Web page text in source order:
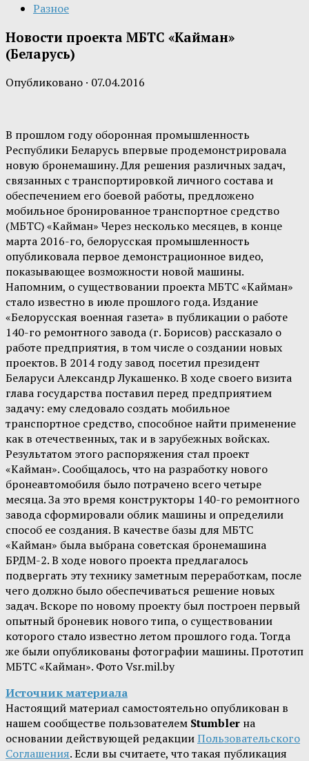
Разное
Новости проекта МБТС «Кайман»
(Беларусь)
Опубликовано · 07.04.2016
В прошлом году оборонная промышленность
Республики Беларусь впервые продемонстрировала
новую бронемашину. Для решения различных задач,
связанных с транспортировкой личного состава и
обеспечением его боевой работы, предложено
мобильное бронированное транспортное средство
(МБТС) «Кайман» Через несколько месяцев, в конце
марта 2016-го, белорусская промышленность
опубликовала первое демонстрационное видео,
показывающее возможности новой машины.
Напомним, о существовании проекта МБТС «Кайман»
стало известно в июле прошлого года. Издание
«Белорусская военная газета» в публикации о работе
140-го ремонтного завода (г. Борисов) рассказало о
работе предприятия, в том числе о создании новых
проектов. В 2014 году завод посетил президент
Беларуси Александр Лукашенко. В ходе своего визита
глава государства поставил перед предприятием
задачу: ему следовало создать мобильное
транспортное средство, способное найти применение
как в отечественных, так и в зарубежных войсках.
Результатом этого распоряжения стал проект
«Кайман». Сообщалось, что на разработку нового
бронеавтомобиля было потрачено всего четыре
месяца. За это время конструкторы 140-го ремонтного
завода сформировали облик машины и определили
способ ее создания. В качестве базы для МБТС
«Кайман» была выбрана советская бронемашина
БРДМ-2. В ходе нового проекта предлагалось
подвергать эту технику заметным переработкам, после
чего должно было обеспечиваться решение новых
задач. Вскоре по новому проекту был построен первый
опытный броневик нового типа, о существовании
которого стало известно летом прошлого года. Тогда
же были опубликованы фотографии машины. Прототип
МБТС «Кайман». Фото Vsr.mil.by
Источник материала
Настоящий материал самостоятельно опубликован в
нашем сообществе пользователем Stumbler на
основании действующей редакцииПользовательского
Соглашения. Если вы считаете, что такая публикация